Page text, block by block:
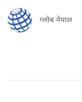
ग्लोब नेपाल